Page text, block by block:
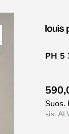
PH 5
sis.